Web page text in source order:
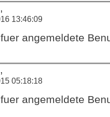
13:46:09
angemeldete
05:18:18
angemeldete